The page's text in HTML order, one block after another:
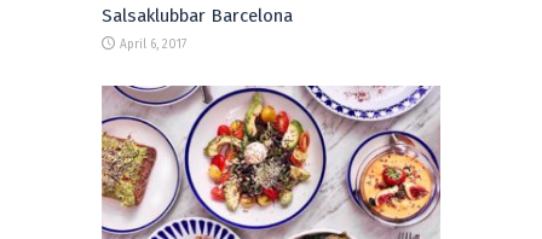
Salsaklubbar Barcelona
April 6, 2017